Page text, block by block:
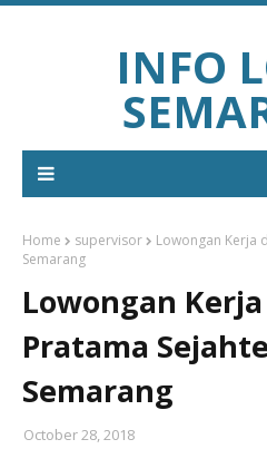
INFO
Home supervisor
Lowongan Kerja
Semarang
Lowongan
Pratama
Semarang
October 28, 2018